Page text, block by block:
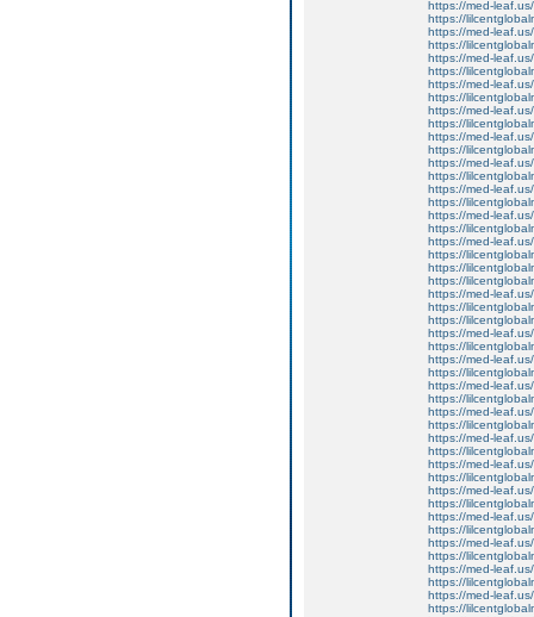
https://med-leaf.us/
https://
https://med-leaf.us/
https://
https://med-leaf.us/
https://
https://med-leaf.us/
https://
https://med-leaf.us/
https://
https://med-leaf.us/
https://
https://med-leaf.us/
https://
https://med-leaf.us/
https://
https://med-leaf.us/
https://
https://med-leaf.us/
https://
https://
https://
https://med-leaf.us/
https://
https://
https://med-leaf.us/
https://
https://med-leaf.us/
https://
https://med-leaf.us/
https://
https://med-leaf.us/
https://
https://med-leaf.us/
https://
https://med-leaf.us/
https://
https://med-leaf.us/
https://
https://med-leaf.us/
https://
https://med-leaf.us/
https://
https://med-leaf.us/
https://
https://med-leaf.us/
https://